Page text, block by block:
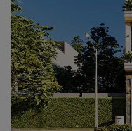
Phong cách:Hiện đại
Diện tích:06 x 25m